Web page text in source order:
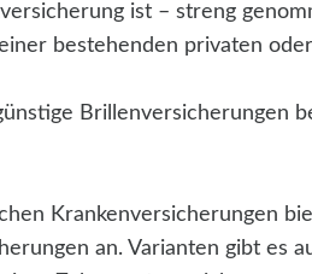
ist – streng
bestehenden privaten
Brillenversicherungen
Krankenversicherungen
an. Varianten gibt es